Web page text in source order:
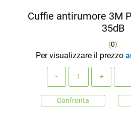
Cuffie antirumore 3M
35dB
(0)
Per visualizzare il prezzo
Confronta